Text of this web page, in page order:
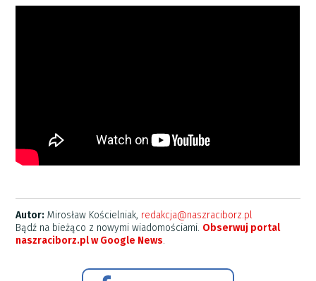
Autor: Mirosław Kościelniak, redakcja@naszraciborz.pl
Bądź na bieżąco z nowymi wiadomościami. Obserwuj portal
naszraciborz.pl w Google News.